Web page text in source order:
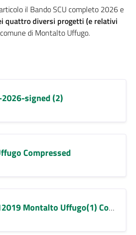
il Bando SCU completo 2026 e
quattro diversi progetti (e relativi
di Montalto Uffugo.
signed (2)
Compressed
Montalto Uffugo(1) Compressed